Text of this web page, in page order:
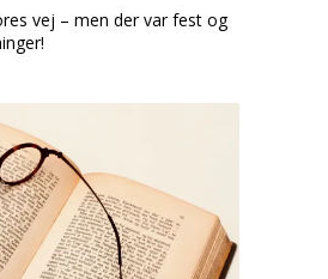
vej – men der var fest og